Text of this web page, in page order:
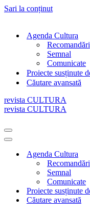
Sari la conținut
Agenda Cultura
Recomandări
Semnal
Comunicate
Proiecte susținute
Căutare avansată
revista CULTURA
revista CULTURA
Meniu
de
Meniu
navigareAgenda Cultura
Recomandări
Semnal
Comunicate
Proiecte susținute
Căutare avansată